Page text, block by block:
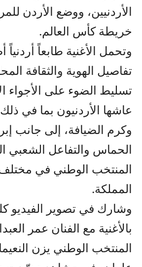
الأردنيين، ووضع الأردن
خريطة كأس العالم.
وتحمل الأغنية طابعاً
تفاصيل الهوية والثقافة
تسليط الضوء على الأجواء
عاشها الأردنيون بما في ذلك
وكرم الضيافة، إلى جانب
الحماس والتفاعل الشعبي
المنتخب الوطني في
المملكة.
وشارك في تصوير الفيديو
بالأغنية مع الفنان عمر
المنتخب الوطني يزن